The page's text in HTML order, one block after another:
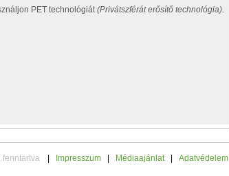
PET technológiát(Privátszférát erősítő technológia).
fenntartva Impresszum Médiaajánlat Adatvédelem